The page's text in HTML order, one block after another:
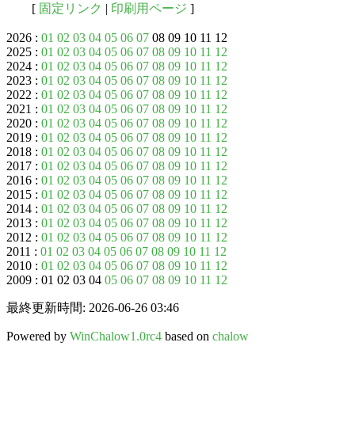
[ 固定リンク | 印刷用ページ ]
2026 : 01 02 03 04 05 06 07 08 09 10 11 12
2025 : 01 02 03 04 05 06 07 08 09 10 11 12
2024 : 01 02 03 04 05 06 07 08 09 10 11 12
2023 : 01 02 03 04 05 06 07 08 09 10 11 12
2022 : 01 02 03 04 05 06 07 08 09 10 11 12
2021 : 01 02 03 04 05 06 07 08 09 10 11 12
2020 : 01 02 03 04 05 06 07 08 09 10 11 12
2019 : 01 02 03 04 05 06 07 08 09 10 11 12
2018 : 01 02 03 04 05 06 07 08 09 10 11 12
2017 : 01 02 03 04 05 06 07 08 09 10 11 12
2016 : 01 02 03 04 05 06 07 08 09 10 11 12
2015 : 01 02 03 04 05 06 07 08 09 10 11 12
2014 : 01 02 03 04 05 06 07 08 09 10 11 12
2013 : 01 02 03 04 05 06 07 08 09 10 11 12
2012 : 01 02 03 04 05 06 07 08 09 10 11 12
2011 : 01 02 03 04 05 06 07 08 09 10 11 12
2010 : 01 02 03 04 05 06 07 08 09 10 11 12
2009 : 01 02 03 04 05 06 07 08 09 10 11 12
最終更新時間: 2026-06-26 03:46
Powered by WinChalow1.0rc4 based on chalow